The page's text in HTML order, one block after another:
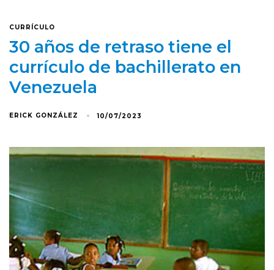
CURRÍCULO
30 años de retraso tiene el
currículo de bachillerato en
Venezuela
ERICK GONZÁLEZ 10/07/2023